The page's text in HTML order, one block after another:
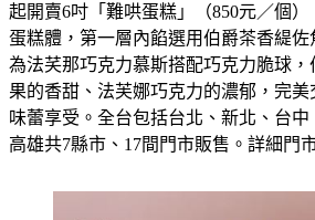
起開賣6吋「難哄蛋糕」（850元／個
蛋糕體，第一層內餡選用伯爵茶香緹
為法芺那巧克力慕斯搭配巧克力脆球
果的香甜、法芙娜巧克力的濃郁，完
味蕾享受。全台包括台北、新北、台中
高雄共7縣市、17間門市販售。詳細門